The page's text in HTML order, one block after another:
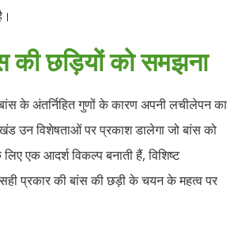
की छड़ियों को समझना
के अंतर्निहित गुणों के कारण अपनी लचीलेपन का
उन विशेषताओं पर प्रकाश डालेगा जो बांस को
एक आदर्श विकल्प बनाती हैं, विशिष्ट
प्रकार की बांस की छड़ी के चयन के महत्व पर